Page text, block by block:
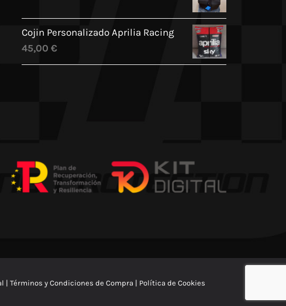
Cojin Personalizado Aprilia Racing
45,00€
| Términos y Condiciones de Compra | Política de Cookies